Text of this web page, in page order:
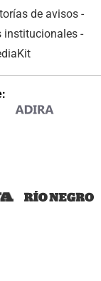
de avisos -
institucionales -